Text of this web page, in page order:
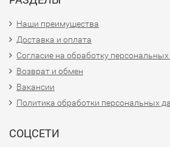
Наши преимущества
Доставка и оплата
Согласие на обработку
Возврат и обмен
Вакансии
Политика обработки персональных
СОЦСЕТИ